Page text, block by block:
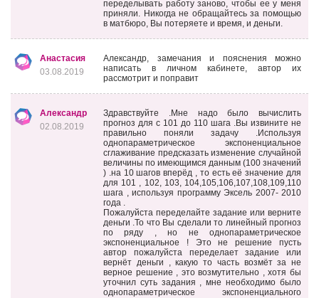
переделывать работу заново, чтобы ее у меня
приняли. Никогда не обращайтесь за помощью
в матбюро, Вы потеряете и время, и деньги.
Анастасия
03.08.2019
Александр, замечания и пояснения можно
написать в личном кабинете, автор их
рассмотрит и поправит
Александр
02.08.2019
Здравствуйте .Мне надо было вычислить
прогноз для с 101 до 110 шага .Вы извините не
правильно поняли задачу .Используя
однопараметрическое экспоненциальное
сглаживание предсказать изменение случайной
величины по имеющимся данным (100 значений
) .на 10 шагов вперёд , то есть её значение для
для 101 , 102, 103, 104,105,106,107,108,109,110
шага , используя программу Эксель 2007- 2010
года .
Пожалуйста переделайте задание или верните
деньги .То что Вы сделали то линейный прогноз
по ряду , но не однопараметрическое
экспоненциальное ! Это не решение пусть
автор пожалуйста переделает задание или
вернёт деньги , какую то часть возмёт за не
верное решение , это возмутительно , хотя бы
уточнил суть задания , мне необходимо было
однопараметрическое экспоненциального